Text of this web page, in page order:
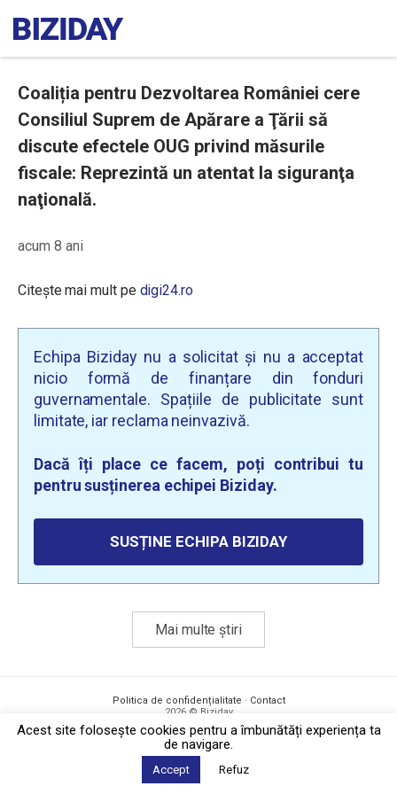
Coaliția pentru Dezvoltarea României cere
Consiliul Suprem de Apărare a Ţării să
discute efectele OUG privind măsurile
fiscale: Reprezintă un atentat la siguranţa
naţională.
acum 8 ani
Citește mai mult pe digi24.ro
Echipa Biziday nu a solicitat și nu a acceptat
nicio formă de finanțare din fonduri
guvernamentale. Spațiile de publicitate sunt
limitate, iar reclama neinvazivă.
Dacă îți place ce facem, poți contribui tu
pentru susținerea echipei Biziday.
SUSȚINE ECHIPA BIZIDAY
Mai multe știri
Politica de confidențialitate · Contact
2026 © Biziday
Acest site foloseşte cookies pentru a îmbunătăți experiența ta
de navigare.
Accept Refuz